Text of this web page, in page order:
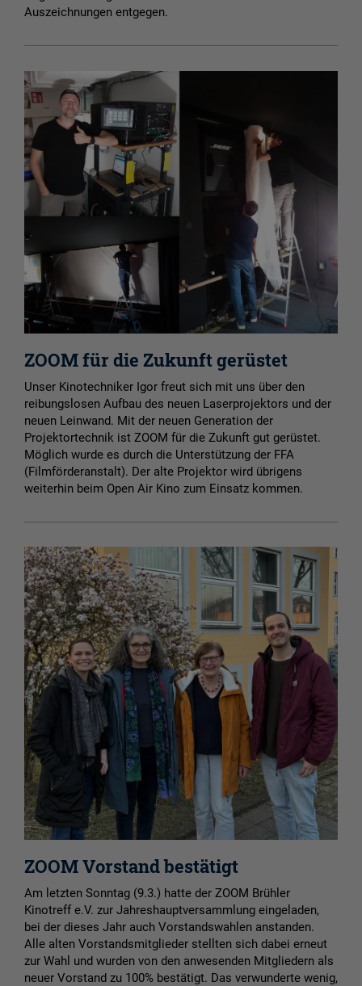
Auszeichnungen entgegen.
ZOOM für die Zukunft gerüstet
Unser Kinotechniker Igor freut sich mit uns über den
reibungslosen Aufbau des neuen Laserprojektors und der
neuen Leinwand. Mit der neuen Generation der
Projektortechnik ist ZOOM für die Zukunft gut gerüstet.
Möglich wurde es durch die Unterstützung der FFA
(Filmförderanstalt). Der alte Projektor wird übrigens
weiterhin beim Open Air Kino zum Einsatz kommen.
ZOOM Vorstand bestätigt
Am letzten Sonntag (9.3.) hatte der ZOOM Brühler
Kinotreff e.V. zur Jahreshauptversammlung eingeladen,
bei der dieses Jahr auch Vorstandswahlen anstanden.
Alle alten Vorstandsmitglieder stellten sich dabei erneut
zur Wahl und wurden von den anwesenden Mitgliedern als
neuer Vorstand zu 100% bestätigt. Das verwunderte wenig,